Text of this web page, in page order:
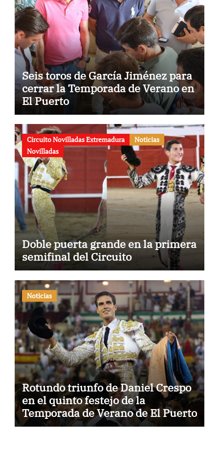
Seis toros de García Jiménez para
cerrar la Temporada de Verano en
El Puerto
Circuito Novilladas Extremadura
Noticias
Novilladas
Doble puerta grande en la primera
semifinal del Circuito
Noticias
Rotundo triunfo de Daniel Crespo
en el quinto festejo de la
Temporada de Verano de El Puerto